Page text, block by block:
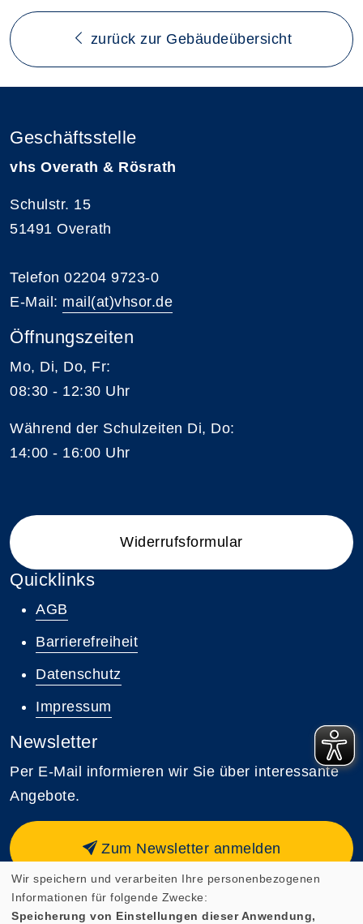
zurück zur Gebäudeübersicht
Geschäftsstelle
vhs Overath & Rösrath
Schulstr. 15
51491 Overath
Telefon 02204 9723-0
E-Mail: mail(at)vhsor.de
Öffnungszeiten
Mo, Di, Do, Fr:
08:30 - 12:30 Uhr
Während der Schulzeiten Di, Do:
14:00 - 16:00 Uhr
Widerrufsformular
Quicklinks
AGB
Barrierefreiheit
Datenschutz
Impressum
Newsletter
Per E-Mail informieren wir Sie über interessante
Angebote.
Zum Newsletter anmelden
Wir speichern und verarbeiten Ihre personenbezogenen
Informationen für folgende Zwecke:
Speicherung von Einstellungen dieser Anwendung,